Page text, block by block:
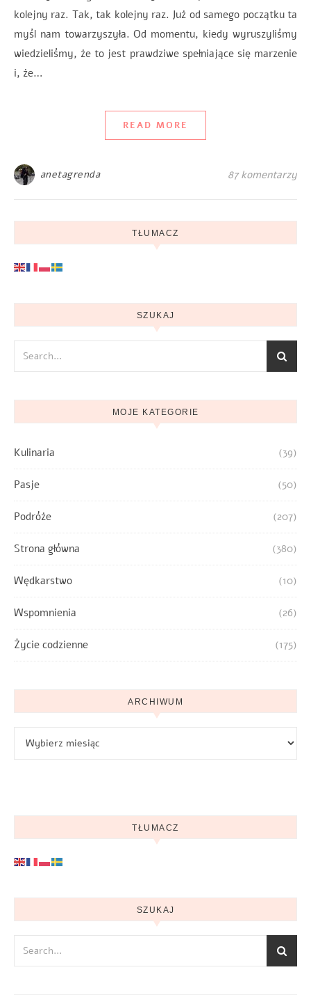
kolejny raz. Tak, tak kolejny raz. Już od samego początku ta
myśl nam towarzyszyła. Od momentu, kiedy wyruszyliśmy
wiedzieliśmy, że to jest prawdziwe spełniające się marzenie
i, że…
READ MORE
anetagrenda 87 komentarzy
TŁUMACZ
SZUKAJ
MOJE KATEGORIE
Kulinaria (39)
Pasje (50)
Podróże (207)
Strona główna (380)
Wędkarstwo (10)
Wspomnienia (26)
Życie codzienne (175)
ARCHIWUM
TŁUMACZ
SZUKAJ